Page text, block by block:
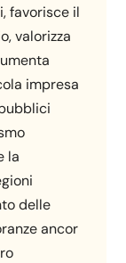
favorisce il
valorizza
impresa
la
delle
ancor